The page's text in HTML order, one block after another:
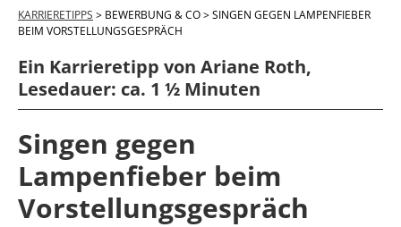
KARRIERETIPPS > BEWERBUNG & CO > SINGEN GEGEN LAMPENFIEBER
BEIM VORSTELLUNGSGESPRÄCH
Ein Karrieretipp von Ariane Roth,
Lesedauer: ca. 1 ½ Minuten
Singen gegen
Lampenfieber beim
Vorstellungsgespräch